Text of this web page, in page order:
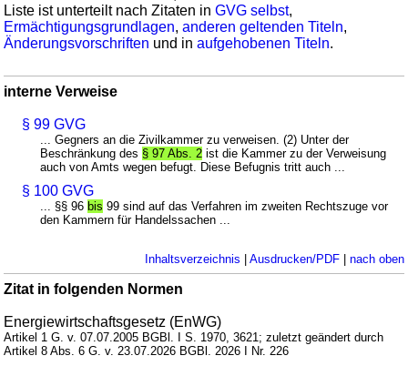
Liste ist unterteilt nach Zitaten inGVG selbst,
Ermächtigungsgrundlagen,anderen geltenden Titeln,
Änderungsvorschriften und inaufgehobenen Titeln.
interne Verweise
§ 99 GVG
... Gegners an die Zivilkammer zu verweisen. (2) Unter der
Beschränkung des § 97 Abs. 2 ist die Kammer zu der Verweisung
auch von Amts wegen befugt. Diese Befugnis tritt auch ...
§ 100 GVG
... §§ 96 bis 99 sind auf das Verfahren im zweiten Rechtszuge vor
den Kammern für Handelssachen ...
Inhaltsverzeichnis Ausdrucken/PDF| nach oben
Zitat in folgenden Normen
Energiewirtschaftsgesetz (EnWG)
Artikel 1 G. v. 07.07.2005 BGBl. I S. 1970, 3621; zuletzt geändert durch
Artikel 8 Abs. 6 G. v. 23.07.2026 BGBl. 2026 I Nr. 226